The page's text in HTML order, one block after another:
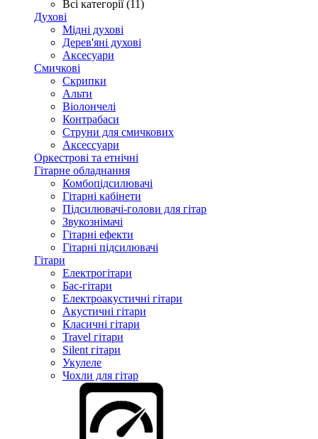
Всі категорії (11)
Духові
Мідні духові
Дерев'яні духові
Аксесуари
Смичкові
Скрипки
Альти
Віолончелі
Контрабаси
Струни для смичкових
Аксеcсуари
Оркестрові та етнічні
Гітарне обладнання
Комбопідсилювачі
Гітарні кабінети
Підсилювачі-голови для гітар
Звукознімачі
Гітарні ефекти
Гітарні підсилювачі
Гітари
Електрогітари
Бас-гітари
Електроакустичні гітари
Акустичні гітари
Класичні гітари
Travel гітари
Silent гітари
Укулеле
Чохли для гітар